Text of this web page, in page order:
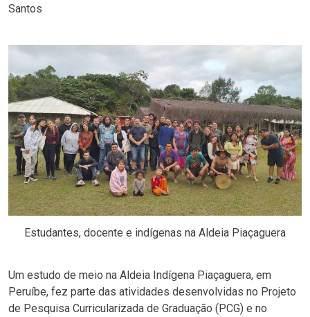
Santos
Estudantes, docente e indígenas na Aldeia Piaçaguera
Um estudo de meio na Aldeia Indígena Piaçaguera, em
Peruíbe, fez parte das atividades desenvolvidas no Projeto
de Pesquisa Curricularizada de Graduação (PCG) e no